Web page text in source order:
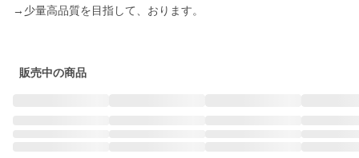
→少量高品質を目指して、おります。
販売中の商品